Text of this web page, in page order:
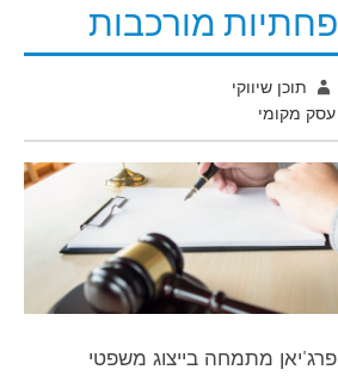
מורכבות
תוכן שיווקי
מקומי
מתמחה בייצוג משפטי